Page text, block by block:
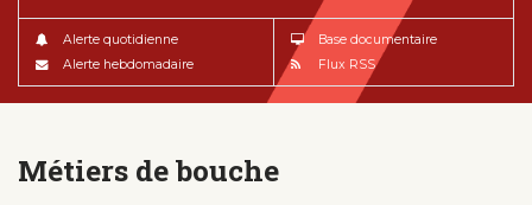
Alerte quotidienne
Alerte hebdomadaire
Base documentaire
Flux RSS
Métiers de bouche